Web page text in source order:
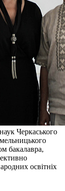
Черкаського
бакалавра,
освітніх